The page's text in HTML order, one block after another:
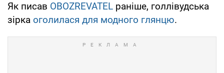
Як писав OBOZREVATEL раніше, голлівудська
зірка оголилася для модного глянцю.